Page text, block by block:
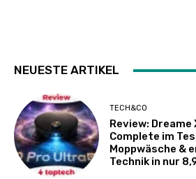
NEUESTE ARTIKEL
TECH&CO
Review:
Complete im
Moppwäsche &
Technik in nur